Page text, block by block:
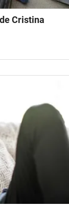
Cristina